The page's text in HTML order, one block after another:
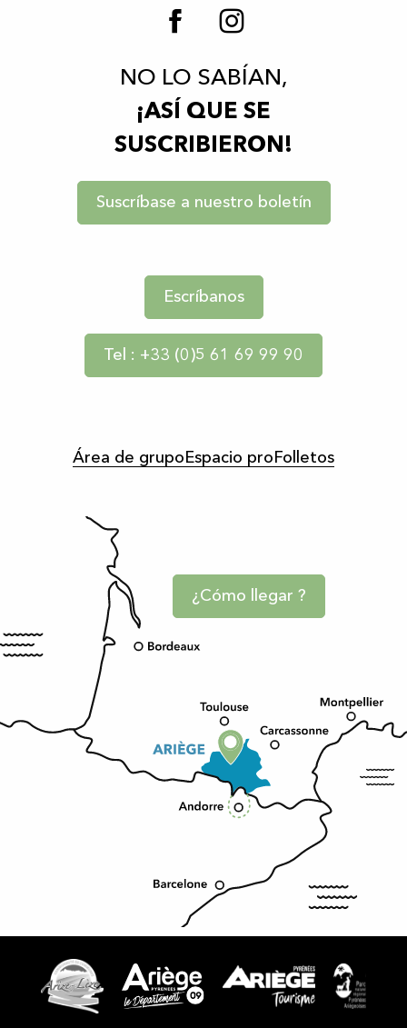
NO LO SABÍAN,
¡ASÍ QUE SE
SUSCRIBIERON!
Suscríbase a nuestro boletín
Escríbanos
Tel : +33 (0)5 61 69 99 90
Área de grupo Espacio pro Folletos
¿Cómo llegar ?